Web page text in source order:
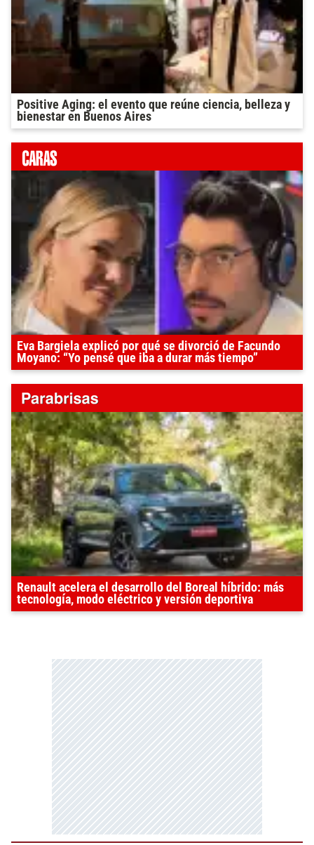
Positive Aging: el evento que reúne ciencia, belleza y
bienestar en Buenos Aires
Eva Bargiela explicó por qué se divorció de Facundo
Moyano: “Yo pensé que iba a durar más tiempo”
Renault acelera el desarrollo del Boreal híbrido: más
tecnología, modo eléctrico y versión deportiva